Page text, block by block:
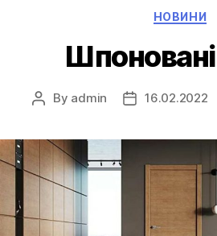
НОВИНИ
Post
By admin
Post16.02.2022